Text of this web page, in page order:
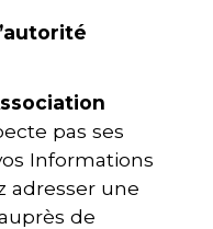
pas ses
Informations
adresser une
de